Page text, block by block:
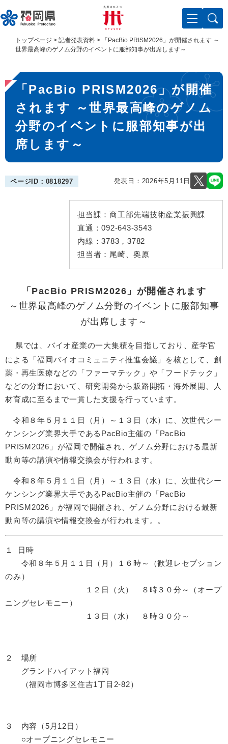
ー
ジ
す
。
ニ
ュ
し
て
トップページ > 記者発表資料 >
「PacBio PRISM2026」が開催されます ～
世界最高峰のゲノム分野のイベントに服部知事が出席します～
本
文
「PacBio PRISM2026」が開催
されます ～世界最高峰のゲノム
分野のイベントに服部知事が出
席します～
ページID：0818297 発表日： 2026年5月11日
担当課： 商工部先端技術産業振興課
直通：092-643-3543
内線：3783，3782
担当者： 尾崎、奥原
「PacBio PRISM2026」が開催されます​
～世界最高峰のゲノム分野のイベントに服部知事
が出席します～
県では、バイオ産業の一大集積を目指しており、産学官
による「福岡バイオコミュニティ推進会議」を核として、創
薬・再生医療などの「ファーマテック」や「フードテック」
などの分野において、研究開発から販路開拓・海外展開、人
材育成に至るまで一貫した支援を行っています。
令和８年５月１１日（月）～１３日（水）に、次世代シー
ケンシング業界大手であるPacBio主催の「PacBio
PRISM2026」が福岡で開催され、ゲノム分野における最新
動向等の講演や情報交換会が行われます。
令和８年５月１１日（月）～１３日（水）に、次世代シー
ケンシング業界大手であるPacBio主催の「PacBio
PRISM2026」が福岡で開催され、ゲノム分野における最新
動向等の講演や情報交換会が行われます。。
１ 日時
令和８年５月１１日（月）１６時～（歓迎レセプション
のみ）
１２日（火） ８時３０分～
（オープ
ニングセレモニー）​
１３日（水） ８時３０分～
２ 場所
グランドハイアット福岡
（福岡市博多区住吉1丁目2-82）
３ 内容（5月12日）
○オープニングセレモニー